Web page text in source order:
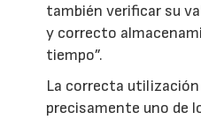
también verificar su
y correcto
tiempo”.
La correcta utilización
precisamente uno de